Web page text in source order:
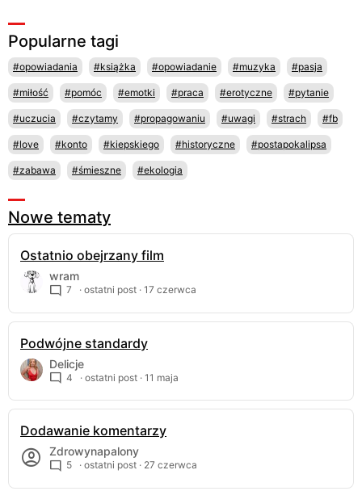
Popularne tagi
#opowiadania #książka #opowiadanie #muzyka #pasja
#miłość #pomóc #emotki #praca #erotyczne #pytanie
#uczucia #czytamy #propagowaniu #uwagi #strach #fb
#love #konto #kiepskiego #historyczne #postapokalipsa
#zabawa #śmieszne #ekologia
Nowe tematy
Ostatnio obejrzany film
wram
7 · ostatni post · 17 czerwca
Podwójne standardy
Delicje
4 · ostatni post · 11 maja
Dodawanie komentarzy
Zdrowynapalony
5 · ostatni post · 27 czerwca